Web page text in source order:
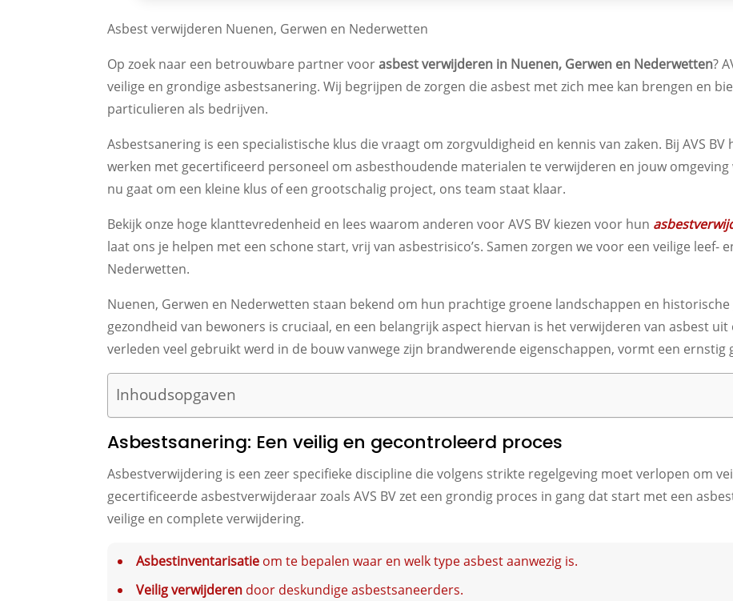
Asbest verwijderen Nuenen, Gerwen en Nederwetten
Op zoek naar een betrouwbare partner voorasbest verwijderen in Nuenen, Gerwen en Nederwetten?
veilige en grondige asbestsanering. Wij begrijpen de zorgen die asbest met zich mee kan brengen en
particulieren als bedrijven.
Asbestsanering is een specialistische klus die vraagt om zorgvuldigheid en kennis van zaken. Bij AVS
werken met gecertificeerd personeel om asbesthoudende materialen te verwijderen en jouw omgeving
nu gaat om een kleine klus of een grootschalig project, ons team staat klaar.
Bekijk onze hoge klanttevredenheid en lees waarom anderen voor AVS BV kiezen voor hun
laat ons je helpen met een schone start, vrij van asbestrisico’s. Samen zorgen we voor een veilige leef-
Nederwetten.
Nuenen, Gerwen en Nederwetten staan bekend om hun prachtige groene landschappen en
gezondheid van bewoners is cruciaal, en een belangrijk aspect hiervan is het verwijderen van asbest
verleden veel gebruikt werd in de bouw vanwege zijn brandwerende eigenschappen, vormt een ernstig
Inhoudsopgaven
Asbestsanering: Een veilig en gecontroleerd proces
Asbestverwijdering is een zeer specifieke discipline die volgens strikte regelgeving moet verlopen om
gecertificeerde asbestverwijderaar zoals AVS BV zet een grondig proces in gang dat start met een
veilige en complete verwijdering.
Asbestinventarisatie om te bepalen waar en welk type asbest aanwezig is.
Veilig verwijderen door deskundige asbestsaneerders.